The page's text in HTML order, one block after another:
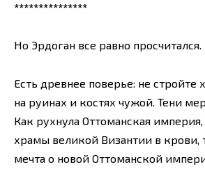
***************
Но Эрдоган все равно просчитался.
Есть древнее поверье: не стройте
на руинах и костях чужой. Тени
Как рухнула Оттоманская
храмы великой Византии в крови,
мечта о новой Оттоманской